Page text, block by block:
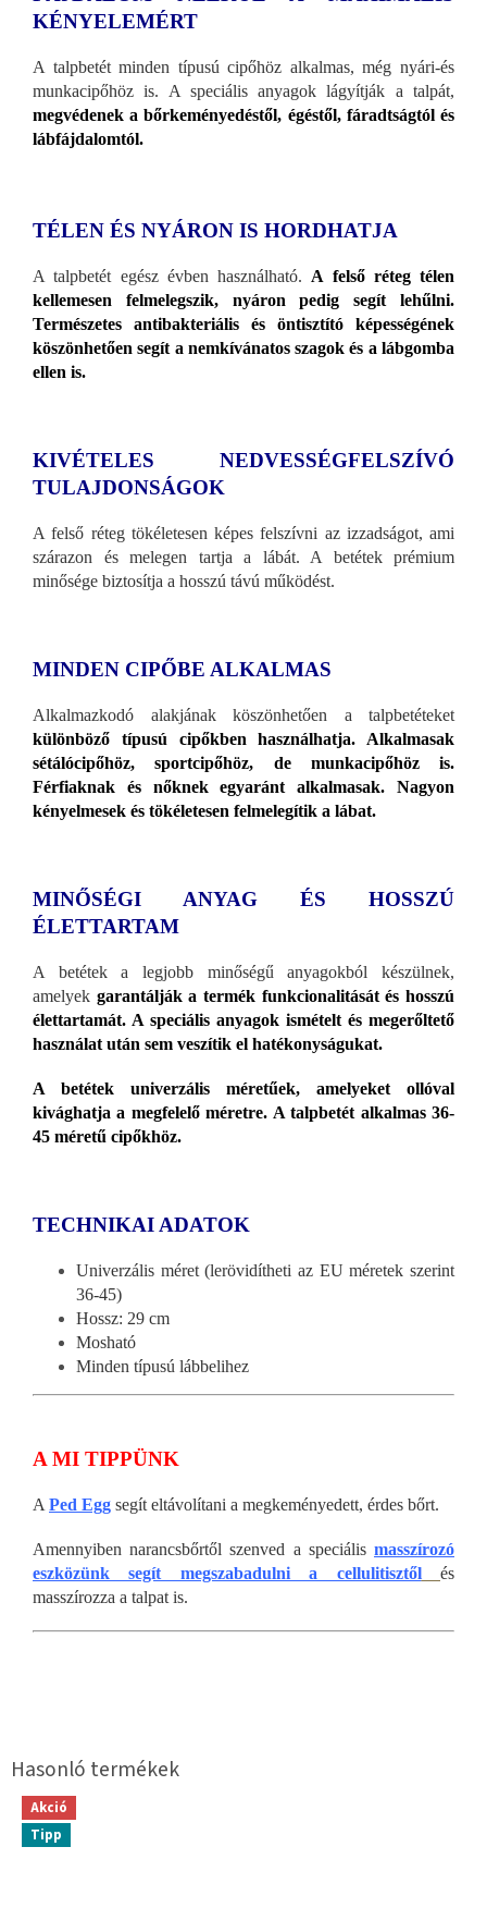
KÉNYELEMÉRT
A talpbetét minden típusú cipőhöz alkalmas, még nyári-és
munkacipőhöz is. A speciális anyagok lágyítják a talpát,
megvédenek a bőrkeményedéstől, égéstől, fáradtságtól és
lábfájdalomtól.
TÉLEN ÉS NYÁRON IS HORDHATJA
A talpbetét egész évben használható. A felső réteg télen
kellemesen felmelegszik, nyáron pedig segít lehűlni.
Természetes antibakteriális és öntisztító képességének
köszönhetően segít a nemkívánatos szagok és a lábgomba
ellen is.
KIVÉTELES NEDVESSÉGFELSZÍVÓ
TULAJDONSÁGOK
A felső réteg tökéletesen képes felszívni az izzadságot, ami
szárazon és melegen tartja a lábát. A betétek prémium
minősége biztosítja a hosszú távú működést.
MINDEN CIPŐBE ALKALMAS
Alkalmazkodó alakjának köszönhetően a talpbetéteket
különböző típusú cipőkben használhatja. Alkalmasak
sétálócipőhöz, sportcipőhöz, de munkacipőhöz is.
Férfiaknak és nőknek egyaránt alkalmasak. Nagyon
kényelmesek és tökéletesen felmelegítik a lábat.
MINŐSÉGI ANYAG ÉS HOSSZÚ
ÉLETTARTAM
A betétek a legjobb minőségű anyagokból készülnek,
amelyek garantálják a termék funkcionalitását és hosszú
élettartamát. A speciális anyagok ismételt és megerőltető
használat után sem veszítik el hatékonyságukat.
A betétek univerzális méretűek, amelyeket ollóval
kivághatja a megfelelő méretre. A talpbetét alkalmas 36-
45 méretű cipőkhöz.
TECHNIKAI ADATOK
Univerzális méret (lerövidítheti az EU méretek szerint
36-45)
Hossz: 29 cm
Mosható
Minden típusú lábbelihez
A MI TIPPÜNK
A Ped Egg segít eltávolítani a megkeményedett, érdes bőrt.
Amennyiben narancsbőrtől szenved a speciális masszírozó
eszközünk segít megszabadulni a cellulitisztől
és
masszírozza a talpat is.
Akció
Tipp